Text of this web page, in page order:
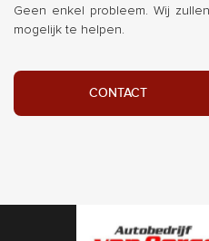
Geen enkel probleem. Wij
mogelijk te helpen.
CONTACT